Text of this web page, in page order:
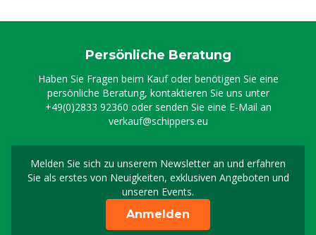
Persönliche Beratung
Haben Sie Fragen beim Kauf oder benötigen Sie eine
persönliche Beratung, kontaktieren Sie uns unter
+49(0)2833 92360 oder senden Sie eine E-Mail an
verkauf@schippers.eu
Melden Sie sich zu unserem Newsletter an und erfahren
Sie als erstes von Neuigkeiten, exklusiven Angeboten und
unseren Events.
Melden Sie sich für
Anmelden